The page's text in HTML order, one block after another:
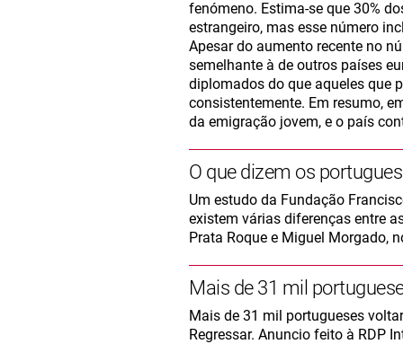
fenómeno. Estima-se que 30%
estrangeiro, mas esse número
Apesar do aumento recente no
semelhante à de outros países
diplomados do que aqueles que
consistentemente. Em resumo,
da emigração jovem, e o país
O que dizem os
Um estudo da Fundação
existem várias diferenças entre
Prata Roque e Miguel Morgado,
Mais de 31 mil
Mais de 31 mil portugueses
Regressar. Anuncio feito à RDP